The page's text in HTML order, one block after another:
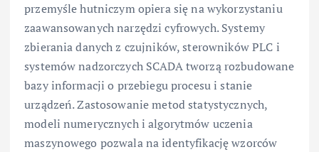
przemyśle hutniczym opiera się na wykorzystaniu
zaawansowanych narzędzi cyfrowych. Systemy
zbierania danych z czujników, sterowników PLC i
systemów nadzorczych SCADA tworzą rozbudowane
bazy informacji o przebiegu procesu i stanie
urządzeń. Zastosowanie metod statystycznych,
modeli numerycznych i algorytmów uczenia
maszynowego pozwala na identyfikację wzorców